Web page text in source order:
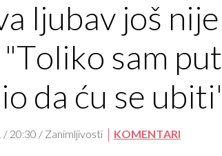
ljubav još nije
"Toliko sam
da ću se
/ 20:30 / Zanimljivosti KOMENTARI